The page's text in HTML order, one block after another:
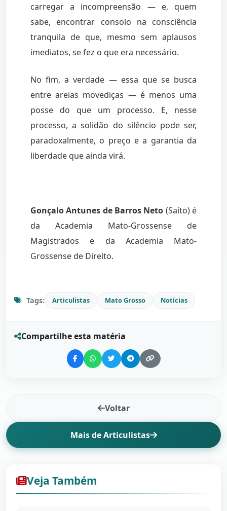
carregar a incompreensão — e, quem
sabe, encontrar consolo na consciência
tranquila de que, mesmo sem aplausos
imediatos, se fez o que era necessário.
No fim, a verdade — essa que se busca
entre areias movediças — é menos uma
posse do que um processo. E, nesse
processo, a solidão do silêncio pode ser,
paradoxalmente, o preço e a garantia da
liberdade que ainda virá.
Gonçalo Antunes de Barros Neto (Saíto) é
da Academia Mato-Grossense de
Magistrados e da Academia Mato-
Grossense de Direito.
Tags: Articulistas Mato Grosso Notícias
Compartilhe esta matéria
Voltar
Mais de Articulistas
Veja Também